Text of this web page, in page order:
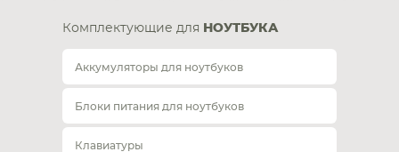
Комплектующие для НОУТБУКА
Аккумуляторы для ноутбуков
Блоки питания для ноутбуков
Клавиатуры